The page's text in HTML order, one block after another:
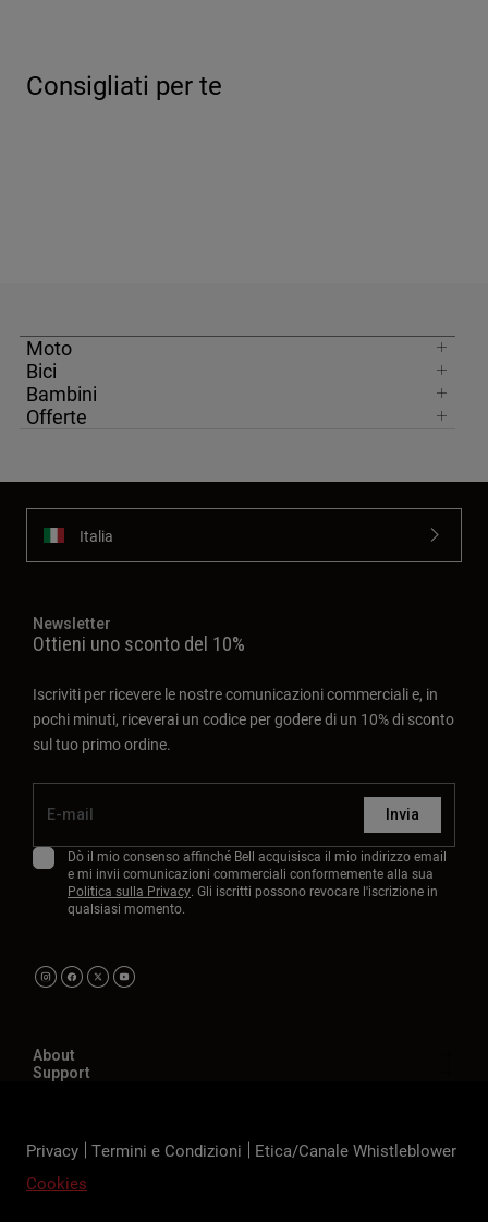
Consigliati per te
Moto
Bici
Bambini
Offerte
Italia
Newsletter
Ottieni uno sconto del 10%
Iscriviti per ricevere le nostre comunicazioni commerciali e, in
pochi minuti, riceverai un codice per godere di un 10% di sconto
sul tuo primo ordine.
Invia
Dò il mio consenso affinché Bell acquisisca il mio indirizzo email
e mi invii comunicazioni commerciali conformemente alla sua
Politica sulla Privacy. Gli iscritti possono revocare l'iscrizione in
qualsiasi momento.
About
Support
Privacy Termini e Condizioni
Etica/Canale Whistleblower
Cookies